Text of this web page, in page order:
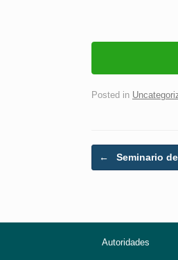
Posted in
Post navigation
← Seminario
Autoridades